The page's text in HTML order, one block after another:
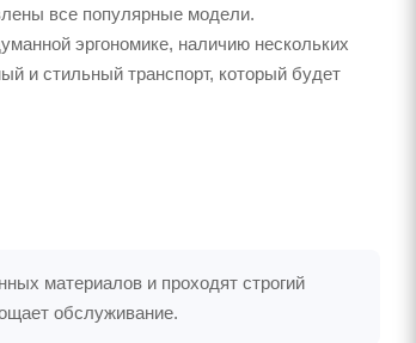
все популярные модели.
эргономике, наличию нескольких
и стильный транспорт, который будет
материалов и проходят строгий
обслуживание.